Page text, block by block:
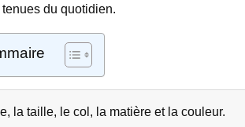
tenues du quotidien.
la taille, le col, la matière et la couleur.